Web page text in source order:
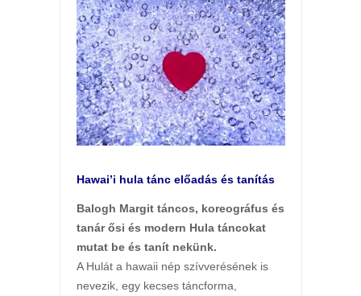
Hawai’i hula tánc előadás és tanítás
Balogh Margit táncos, koreográfus és
tanár ősi és modern Hula táncokat
mutat be és tanít nekünk.
A Hulát a hawaii nép szívverésének is
nevezik, egy kecses táncforma,